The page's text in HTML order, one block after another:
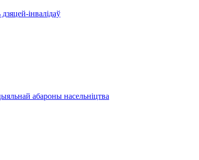
інвалідаў
абароны насельніцтва